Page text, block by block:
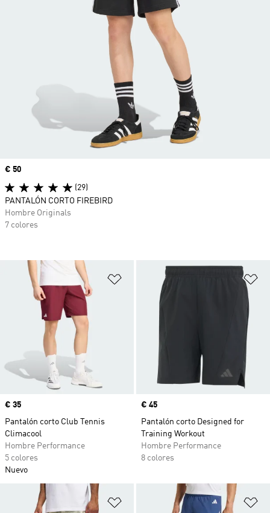
Añadir a la lista de deseos
Precio
€ 35
Pantalón corto Club Tennis
Climacool
Hombre Performance
5 colores
Nuevo
Precio
€ 45
Pantalón corto Designed for
Training Workout
Hombre Performance
8 colores
Añadir a la lista de deseos
Precio
€ 50
(29)
PANTALÓN CORTO FIREBIRD
Hombre Originals
7 colores